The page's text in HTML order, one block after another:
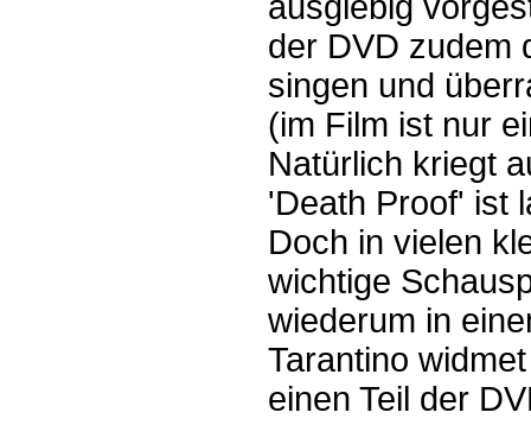
der DVD zudem
singen und
(im Film ist nur
Natürlich kriegt
'Death Proof' ist
Doch in vielen
wichtige
wiederum in
Tarantino
einen Teil der